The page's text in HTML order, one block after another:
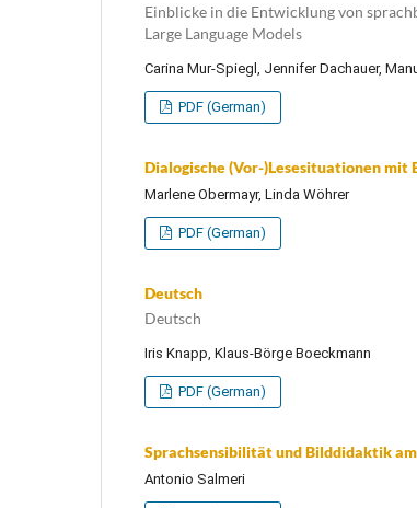
Einblicke in die Entwicklung von
Large Language Models
Carina Mur-Spiegl, Jennifer Dachauer,
PDF (German)
Dialogische (Vor-)Lesesituationen
Marlene Obermayr, Linda Wöhrer
PDF (German)
Deutsch
Deutsch
Iris Knapp, Klaus-Börge Boeckmann
PDF (German)
Sprachsensibilität und Bilddidaktik
Antonio Salmeri